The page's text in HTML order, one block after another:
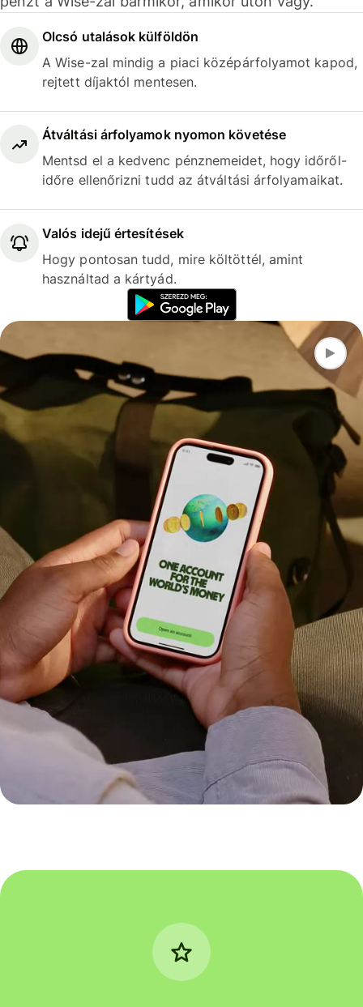
Olcsó utalások külföldön
A Wise-zal mindig a piaci középárfolyamot kapod,
rejtett díjaktól mentesen.
Átváltási árfolyamok nyomon követése
Mentsd el a kedvenc pénznemeidet, hogy időről-
időre ellenőrizni tudd az átváltási árfolyamaikat.
Valós idejű értesítések
Hogy pontosan tudd, mire költöttél, amint
használtad a kártyád.